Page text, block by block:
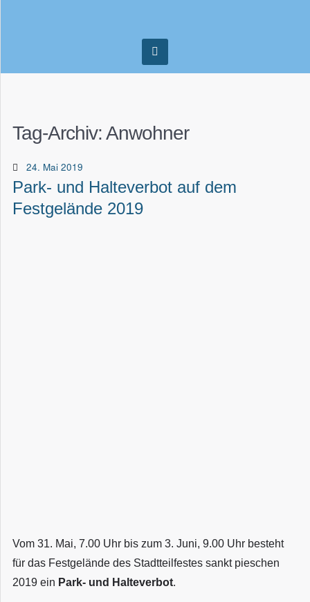
Tag-Archiv:Anwohner
24. Mai 2019
Park- und Halteverbot auf dem
Festgelände 2019
Vom 31. Mai, 7.00 Uhr bis zum 3. Juni, 9.00 Uhr besteht
für das Festgelände des Stadtteilfestes sankt pieschen
2019 ein Park- und Halteverbot.